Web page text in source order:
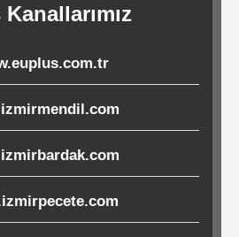
Kanallarımız